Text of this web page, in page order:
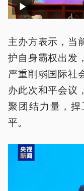
主办方表示，当
护自身霸权出发
严重削弱国际社
办此次和平会议
聚团结力量，
平。